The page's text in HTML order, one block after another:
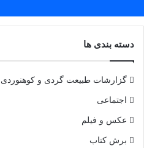
دسته بندی ها
گزارشات طبیعت گردی و کوهنوردی
اجتماعی
عکس و فیلم
برش کتاب